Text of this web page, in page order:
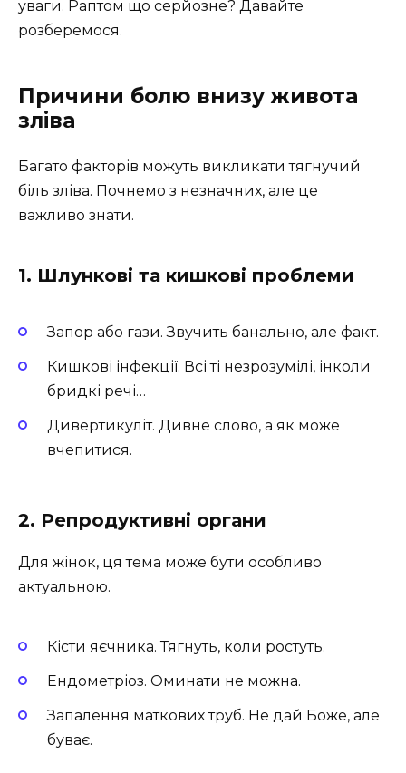
уваги. Раптом що серйозне? Давайте
розберемося.
Причини болю внизу живота
зліва
Багато факторів можуть викликати тягнучий
біль зліва. Почнемо з незначних, але це
важливо знати.
1. Шлункові та кишкові проблеми
Запор або гази. Звучить банально, але факт.
Кишкові інфекції. Всі ті незрозумілі, інколи
бридкі речі…
Дивертикуліт. Дивне слово, а як може
вчепитися.
2. Репродуктивні органи
Для жінок, ця тема може бути особливо
актуальною.
Кісти яєчника. Тягнуть, коли ростуть.
Ендометріоз. Оминати не можна.
Запалення маткових труб. Не дай Боже, але
буває.